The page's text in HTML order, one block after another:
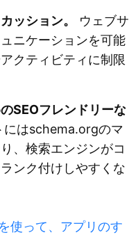
ッション。
ウェブサ
ニケーションを可能
クティビティに制限
SEOフレンドリーな
にはschema.orgのマ
、検索エンジンがコ
ンク付けしやすくな
使って、アプリのす